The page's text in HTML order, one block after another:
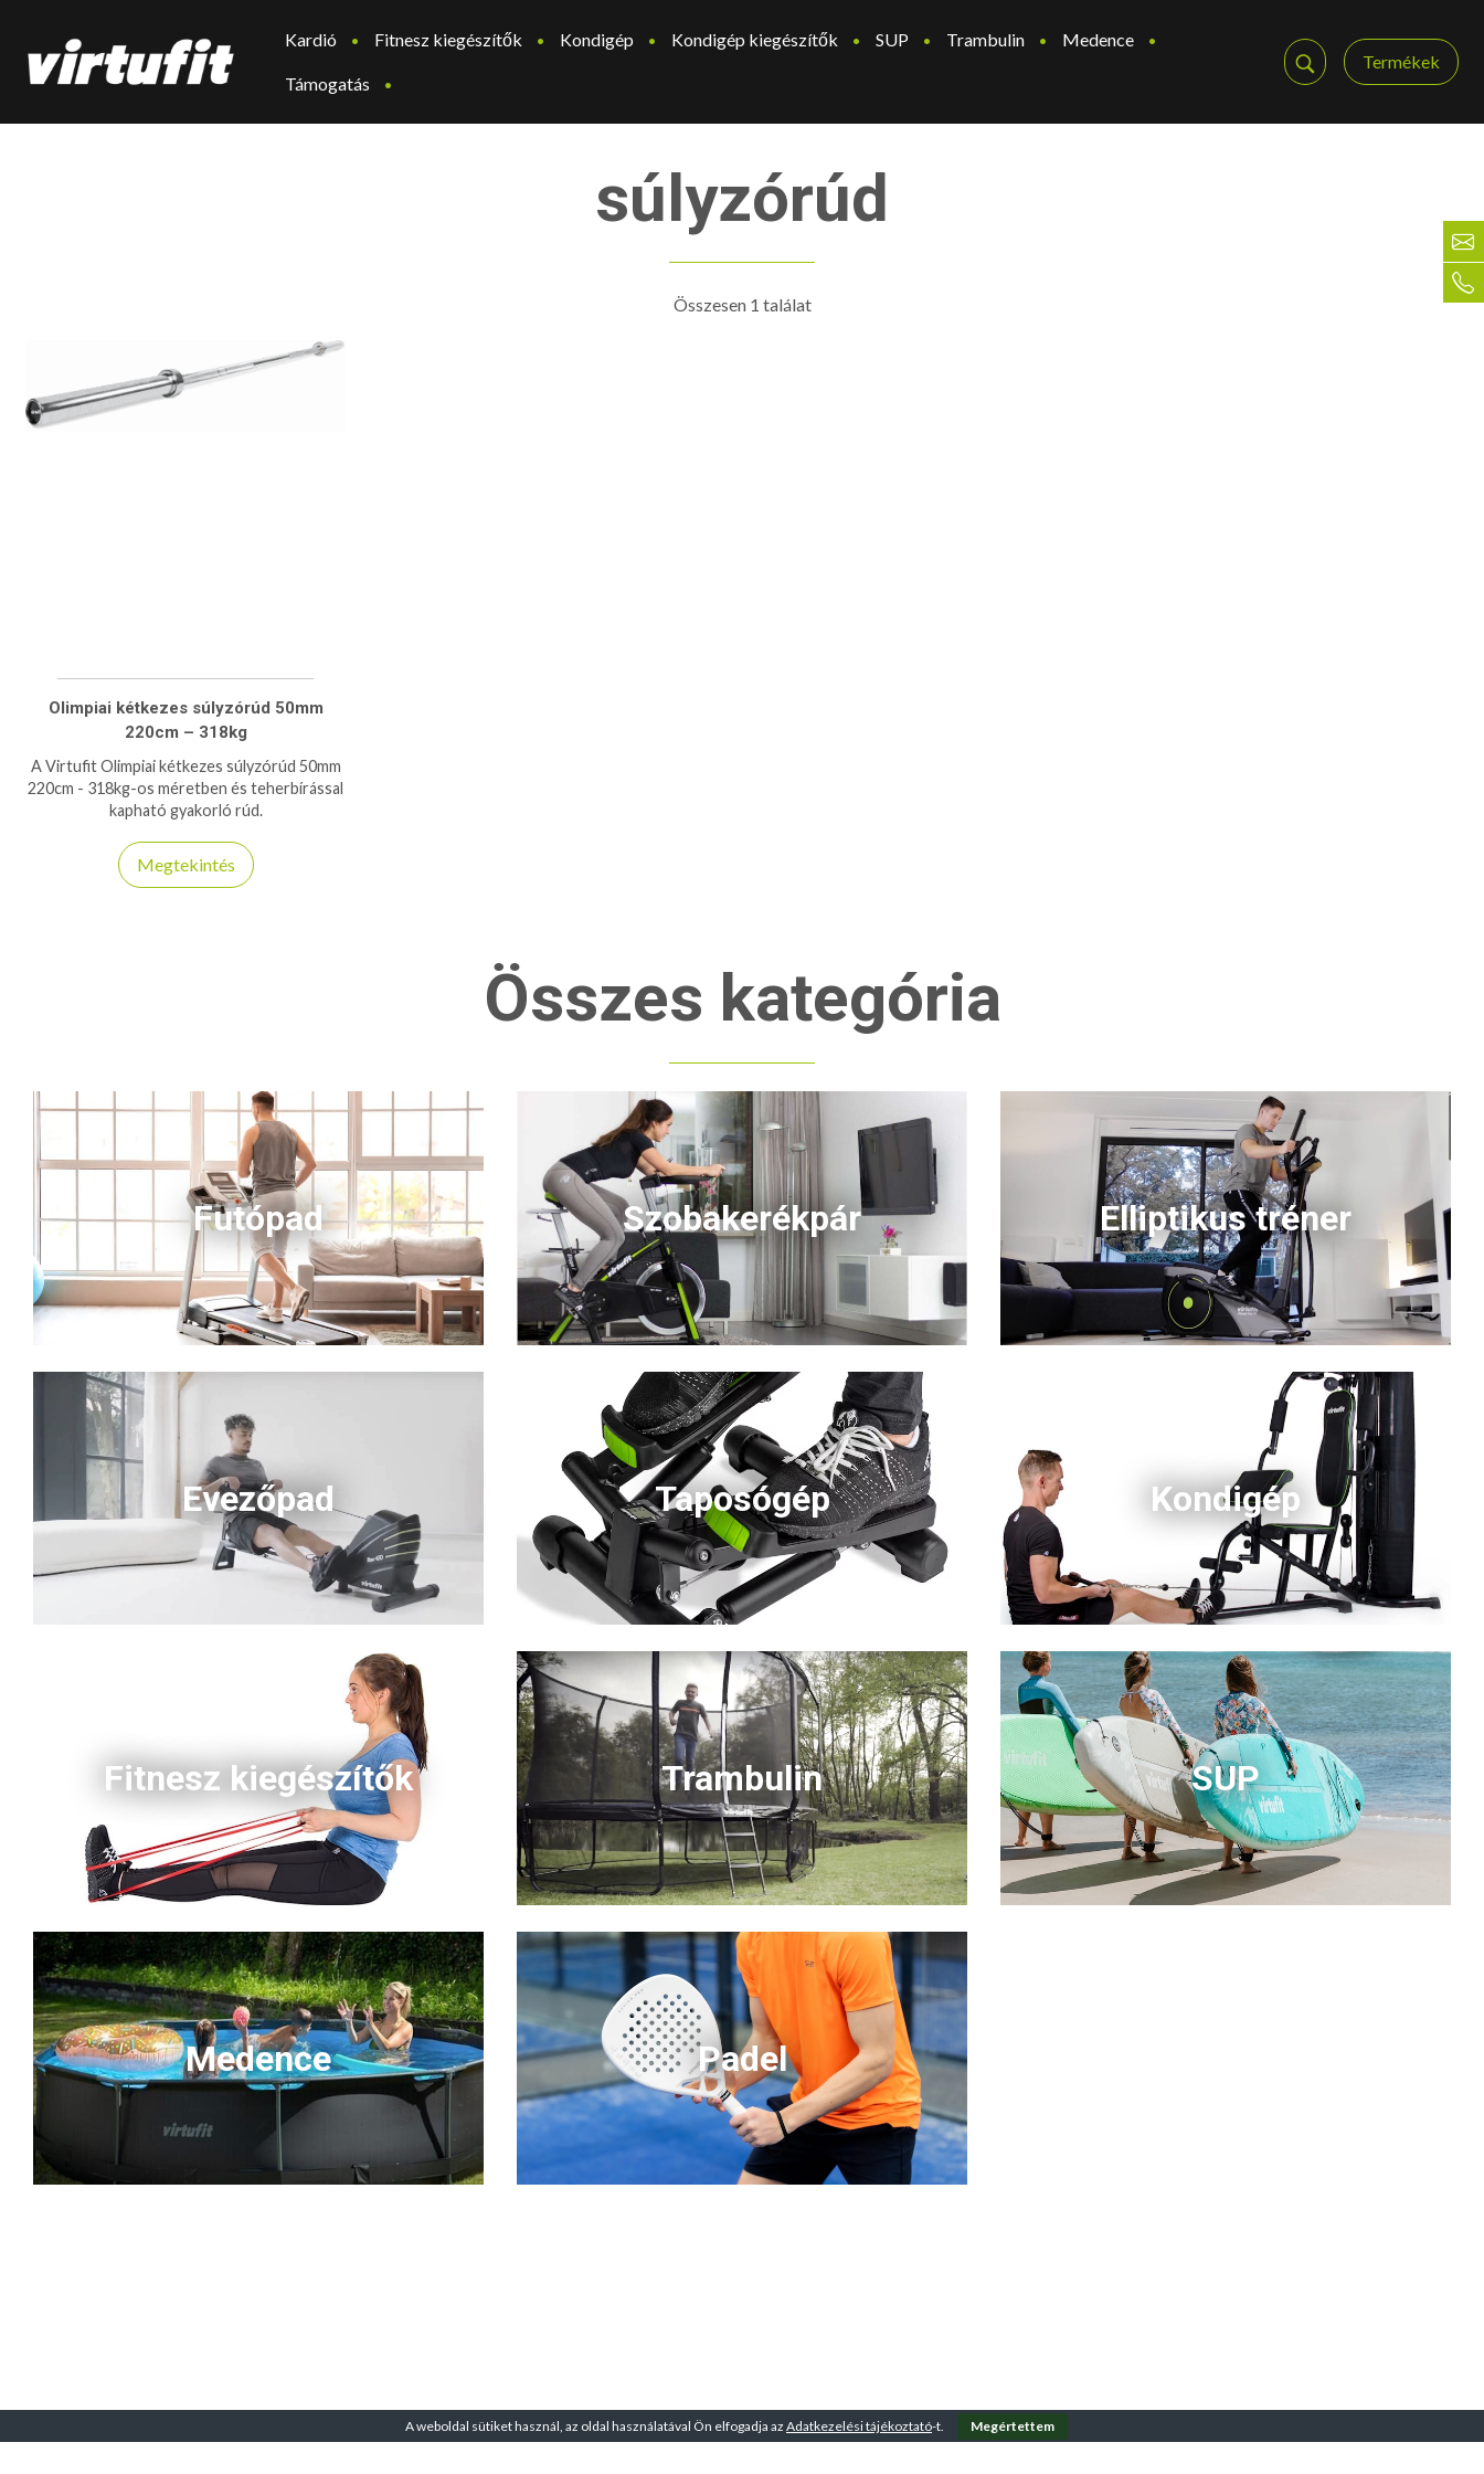
Kardió Fitnesz kiegészítők Kondigép Kondigép kiegészítők SUP Trambulin Medence
Támogatás
Termékek
súlyzórúd
Összesen 1 találat
Olimpiai kétkezes súlyzórúd 50mm
220cm – 318kg
A Virtufit Olimpiai kétkezes súlyzórúd 50mm
220cm - 318kg-os méretben és teherbírással
kapható gyakorló rúd.
Megtekintés
Összes kategória
Futópad Szobakerékpár Elliptikus tréner
Evezőpad Taposógép Kondigép
Fitnesz kiegészítők Trambulin SUP
Medence Padel
A weboldal sütiket használ, az oldal használatával Ön elfogadja az Adatkezelési tájékoztató-t. Megértettem